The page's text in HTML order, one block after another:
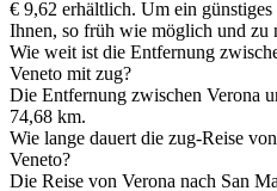
€ 9,62 erhältlich. Um ein
Ihnen, so früh wie möglich und zu
Wie weit ist die Entfernung
Veneto mit zug?
Die Entfernung zwischen Verona
74,68 km.
Wie lange dauert die zug-Reise
Veneto?
Die Reise von Verona nach San